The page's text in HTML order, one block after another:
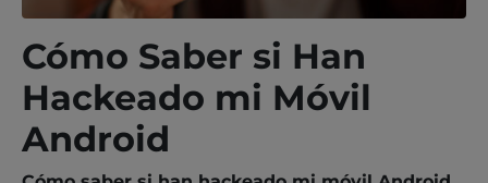
Cómo Saber si Han
Hackeado mi Móvil
Android